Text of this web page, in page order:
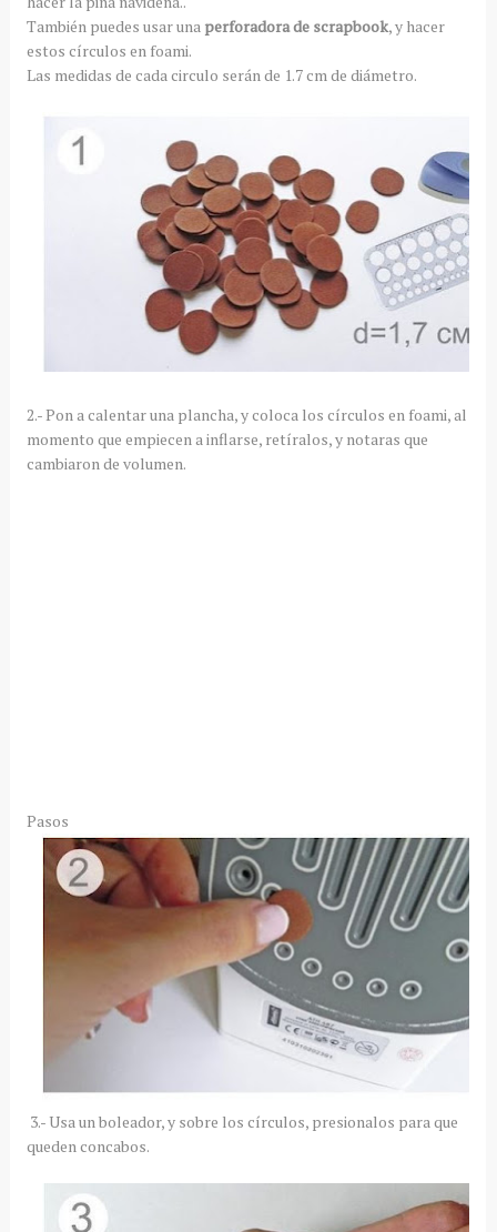
También puedes usar una perforadora de scrapbook, y hacer
estos círculos en foami.
Las medidas de cada circulo serán de 1.7 cm de diámetro.
2.- Pon a calentar una plancha, y coloca los círculos en foami, al
momento que empiecen a inflarse, retíralos, y notaras que
cambiaron de volumen.
Pasos
3.- Usa un boleador, y sobre los círculos, presionalos para que
queden concabos.